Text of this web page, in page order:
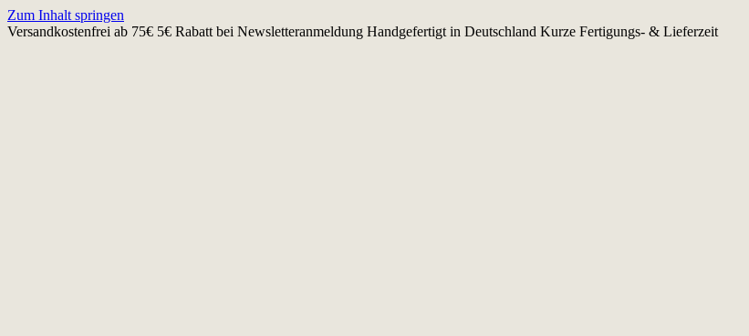
Zum Inhalt springen
Versandkostenfrei ab 75€ 5€ Rabatt bei Newsletteranmeldung Handgefertigt in Deutschland Kurze Fertigungs- & Lieferzeit